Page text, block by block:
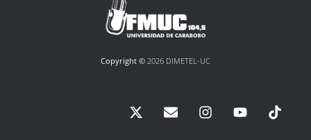
Copyright © 2026 DIMETEL-UC